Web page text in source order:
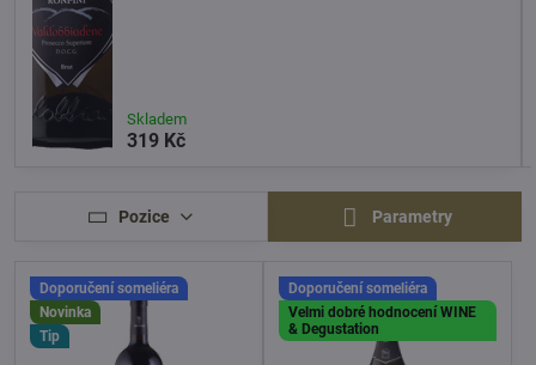
Skladem
319 Kč
Pozice Parametry
Doporučení someliéra
Novinka
Tip
Doporučení someliéra
Velmi dobré hodnocení WINE
& Degustation